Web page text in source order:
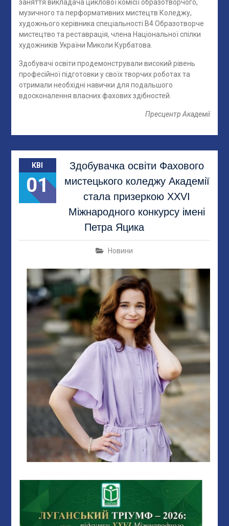
заняття викладача циклової комісії образотворчого,
музичного та перформативних мистецтв Коледжу,
художнього керівника спеціальності B4 Образотворче
мистецтво та реставрація, члена Національної спілки
художників України Миколи Курбатова.
Здобувачі освіти продемонстрували високий рівень
професійної підготовки у своїх творчих роботах та
отримали необхідні навички для подальшого
вдосконалення власних фахових здібностей.
Пресцентр Академії
КВІ
01
Здобувачка освіти Фахового
мистецького коледжу Академії
стала призеркою XXVI
Міжнародного конкурсу імені
Петра Яцика
Новини